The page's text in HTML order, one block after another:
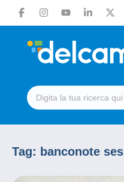
Tag: banconote